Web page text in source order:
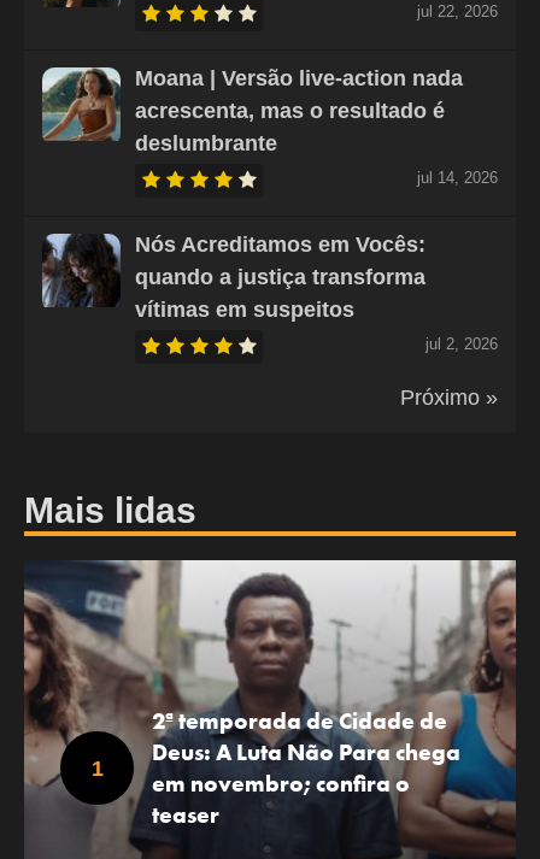
jul 22, 2026
Moana | Versão live-action nada
acrescenta, mas o resultado é
deslumbrante
jul 14, 2026
Nós Acreditamos em Vocês:
quando a justiça transforma
vítimas em suspeitos
jul 2, 2026
Próximo »
Mais lidas
2ª temporada de Cidade de
Deus: A Luta Não Para chega
em novembro; confira o
teaser